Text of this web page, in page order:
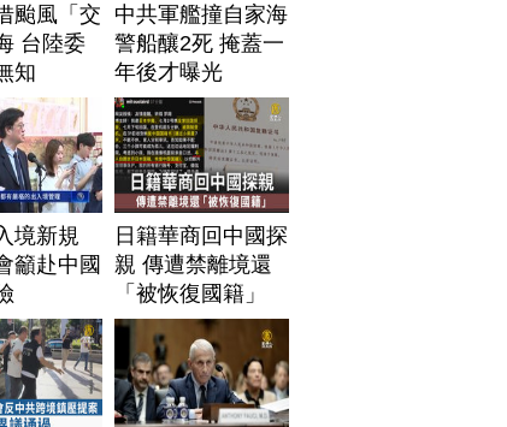
颱風「交
台陸委
知
中共軍艦撞自家海
警船釀2死 掩蓋一
年後才曝光
境新規
籲赴中國
日籍華商回中國探
親 傳遭禁離境還
「被恢復國籍」